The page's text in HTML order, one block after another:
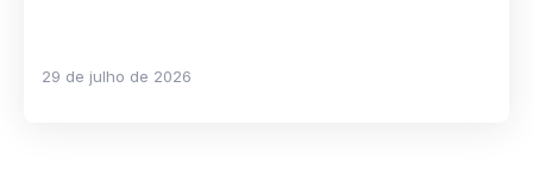
29 de julho de 2026